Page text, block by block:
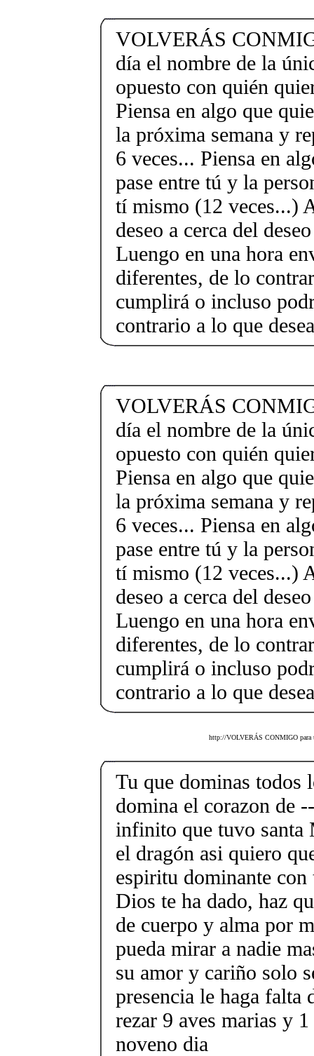
VOLVERÁS
día el nombre de la
opuesto con quién
Piensa en algo que
la próxima semana y
6 veces... Piensa en
pase entre tú y la
tí mismo (12 veces...)
deseo a cerca del
Luengo en una hora
diferentes, de lo
cumplirá o incluso
contrario a lo que
VOLVERÁS
día el nombre de la
opuesto con quién
Piensa en algo que
la próxima semana y
6 veces... Piensa en
pase entre tú y la
tí mismo (12 veces...)
deseo a cerca del
Luengo en una hora
diferentes, de lo
cumplirá o incluso
contrario a lo que
http://VOLVERÁS CONMIGO para
Tu que dominas todos
domina el corazon de
infinito que tuvo santa
el dragón asi quiero
espiritu dominante
Dios te ha dado, haz
de cuerpo y alma por
pueda mirar a nadie
su amor y cariño solo
presencia le haga falta
rezar 9 aves marias y
noveno dia